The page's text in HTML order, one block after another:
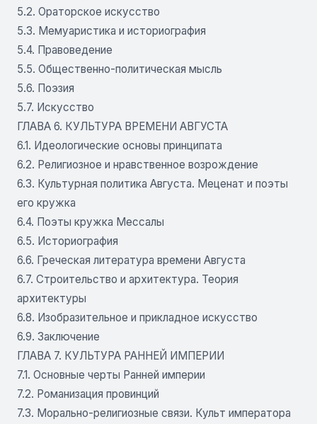
5.2. Ораторское искусство
5.3. Мемуаристика и историография
5.4. Правоведение
5.5. Общественно-политическая мысль
5.6. Поэзия
5.7. Искусство
ГЛАВА 6. КУЛЬТУРА ВРЕМЕНИ АВГУСТА
6.1. Идеологические основы принципата
6.2. Религиозное и нравственное возрождение
6.3. Культурная политика Августа. Меценат и поэты
его кружка
6.4. Поэты кружка Мессалы
6.5. Историография
6.6. Греческая литература времени Августа
6.7. Строительство и архитектура. Теория
архитектуры
6.8. Изобразительное и прикладное искусство
6.9. Заключение
ГЛАВА 7. КУЛЬТУРА РАННЕЙ ИМПЕРИИ
7.1. Основные черты Ранней империи
7.2. Романизация провинций
7.3. Морально-религиозные связи. Культ императора